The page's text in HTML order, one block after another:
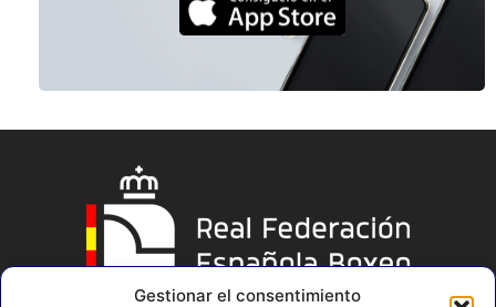
Gestionar el consentimiento